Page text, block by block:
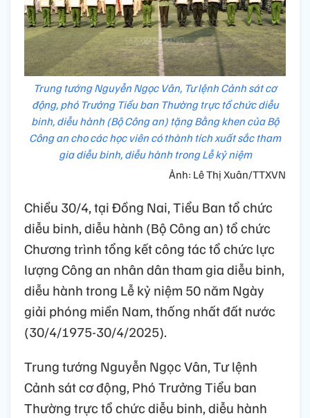
Trung tướng Nguyễn Ngọc Vân, Tư lệnh Cảnh sát cơ
động, phó Trưởng Tiểu ban Thường trực tổ chức diễu
binh, diễu hành (Bộ Công an) tặng Bằng khen của Bộ
Công an cho các học viên có thành tích xuất sắc tham
gia diễu binh, diễu hành trong Lễ kỷ niệm
Ảnh: Lê Thị Xuân/TTXVN
Chiều 30/4, tại Đồng Nai, Tiểu Ban tổ chức
diễu binh, diễu hành (Bộ Công an) tổ chức
Chương trình tổng kết công tác tổ chức lực
lượng Công an nhân dân tham gia diễu binh,
diễu hành trong Lễ kỷ niệm 50 năm Ngày
giải phóng miền Nam, thống nhất đất nước
(30/4/1975-30/4/2025).
Trung tướng Nguyễn Ngọc Vân, Tư lệnh
Cảnh sát cơ động, Phó Trưởng Tiểu ban
Thường trực tổ chức diễu binh, diễu hành